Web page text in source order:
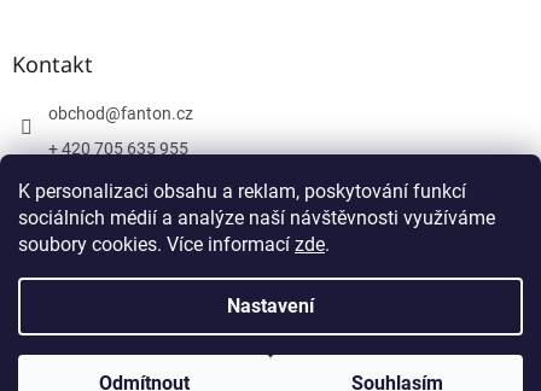
K personalizaci obsahu a reklam, poskytování funkcí
sociálních médií a analýze naší návštěvnosti využíváme
soubory cookies. Více informací zde.
Nastavení
Odmítnout Souhlasím
Kontakt
obchod@fanton.cz
+ 420 705 635 955
+ 420 705 635 951
. Všechna práva vyhrazena.